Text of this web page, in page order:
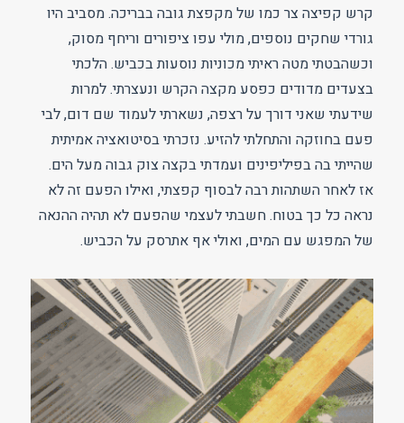
קרש קפיצה צר כמו של מקפצת גובה בבריכה. מסביב היו
גורדי שחקים נוספים, מולי עפו ציפורים וריחף מסוק,
וכשהבטתי מטה ראיתי מכוניות נוסעות בכביש. הלכתי
בצעדים מדודים כפסע מקצה הקרש ונעצרתי. למרות
שידעתי שאני דורך על רצפה, נשארתי לעמוד שם דום, לבי
פעם בחוזקה והתחלתי להזיע. נזכרתי בסיטואציה אמיתית
שהייתי בה בפיליפינים ועמדתי בקצה צוק גבוה מעל הים.
אז לאחר השתהות רבה לבסוף קפצתי, ואילו הפעם זה לא
נראה כל כך בטוח. חשבתי לעצמי שהפעם לא תהיה ההנאה
של המפגש עם המים, ואולי אף אתרסק על הכביש.